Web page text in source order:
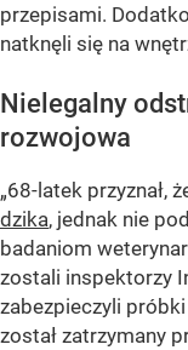
przepisami.
natknęli się na
Nielegalny
rozwojowa
„68-latek przyznał,
dzika, jednak nie
badaniom
zostali inspektorzy
zabezpieczyli
został zatrzymany